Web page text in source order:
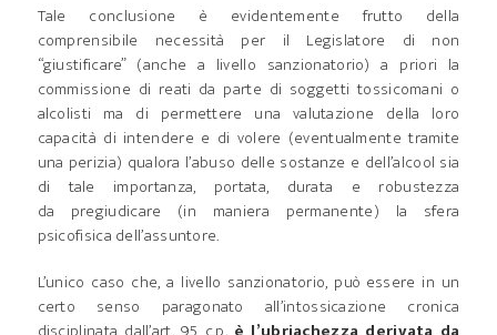
Tale conclusione è evidentemente frutto della
comprensibile necessità per il Legislatore di non
“giustificare” (anche a livello sanzionatorio) a priori la
commissione di reati da parte di soggetti tossicomani o
alcolisti ma di permettere una valutazione della loro
capacità di intendere e di volere (eventualmente tramite
una perizia) qualora l’abuso delle sostanze e dell’alcool sia
di tale importanza, portata, durata e robustezza
da pregiudicare (in maniera permanente) la sfera
psicofisica dell’assuntore.
L’unico caso che, a livello sanzionatorio, può essere in un
certo senso paragonato all’intossicazione cronica